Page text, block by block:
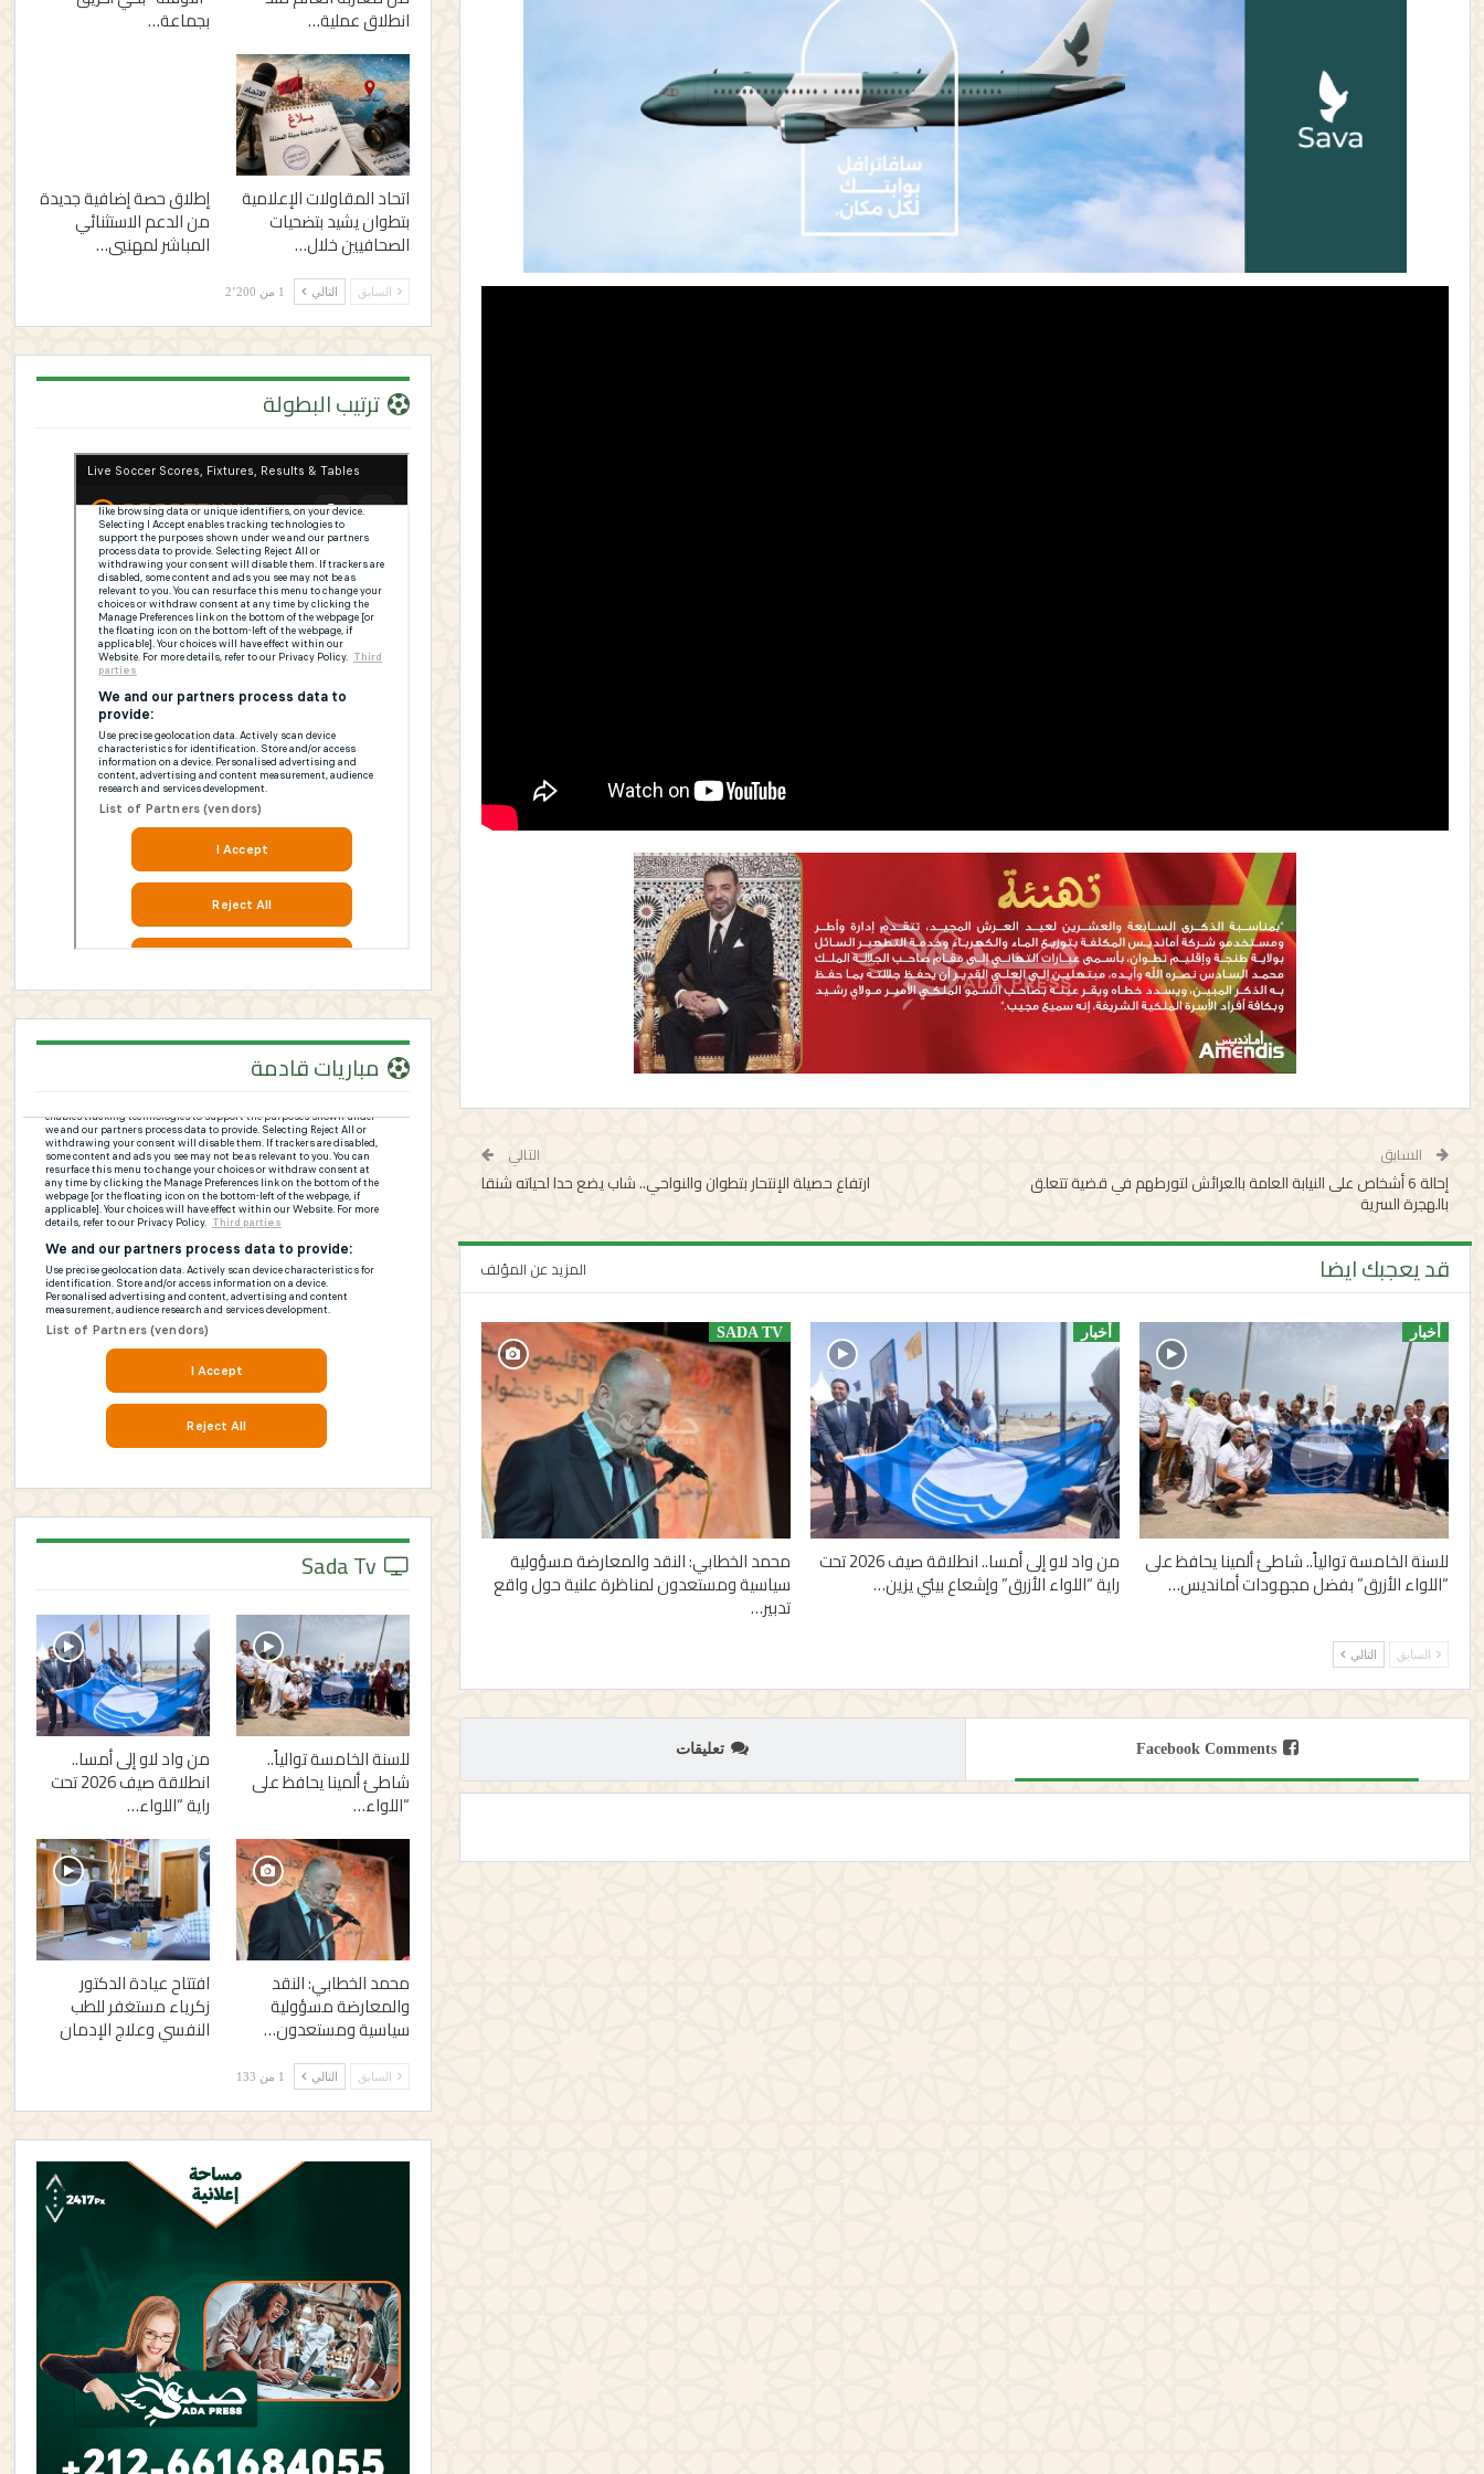
السابق
إحالة 6 أشخاص على النيابة العامة بالعرائش لتورطهم في قضية تتعلق
بالهجرة السرية
التالي
ارتفاع حصيلة الإنتحار بتطوان والنواحي.. شاب يضع حدا لحياته شنقا
قد يعجبك ايضا المزيد عن المؤلف
أخبار
للسنة الخامسة توالياً.. شاطئ ألمينا يحافظ على
“اللواء الأزرق” بفضل مجهودات أمانديس…
أخبار
من واد لاو إلى أمسا.. انطلاقة صيف 2026 تحت
راية “اللواء الأزرق” وإشعاع بيئي يزين…
SADA TV
محمد الخطابي: النقد والمعارضة مسؤولية
سياسية ومستعدون لمناظرة علنية حول واقع
تدبير…
السابق التالي
Facebook Comments تعليقات
انطلاق عملية… بجماعة…
اتحاد المقاولات الإعلامية
بتطوان يشيد بتضحيات
الصحافيين خلال…
إطلاق حصة إضافية جديدة
من الدعم الاستثنائي
المباشر لمهنيي…
السابق التالي 1 من 2٬200
ترتيب البطولة
مباريات قادمة
للسنة الخامسة توالياً..
شاطئ ألمينا يحافظ على
“اللواء…
من واد لاو إلى أمسا..
انطلاقة صيف 2026 تحت
راية “اللواء…
محمد الخطابي: النقد
والمعارضة مسؤولية
سياسية ومستعدون…
افتتاح عيادة الدكتور
زكرياء مستغفر للطب
النفسي وعلاج الإدمان
السابق التالي 1 من 133